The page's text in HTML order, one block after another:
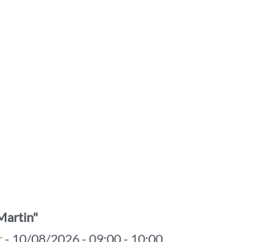
- 10/08/2026 - 09:00 - 10:00